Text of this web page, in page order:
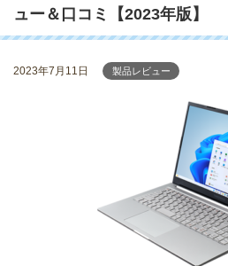
ュー＆口コミ【2023年版】
2023年7月11日 製品レビュー